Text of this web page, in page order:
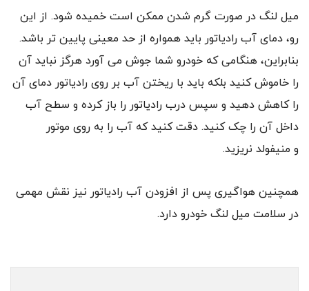
میل لنگ در صورت گرم شدن ممکن است خمیده شود. از این
رو، دمای آب رادیاتور باید همواره از حد معینی پایین تر باشد.
بنابراین، هنگامی که خودرو شما جوش می آورد هرگز نباید آن
را خاموش کنید بلکه باید با ریختن آب بر روی رادیاتور دمای آن
را کاهش دهید و سپس درب رادیاتور را باز کرده و سطح آب
داخل آن را چک کنید. دقت کنید که آب را به روی موتور
و منیفولد نریزید.
همچنین هواگیری پس از افزودن آب رادیاتور نیز نقش مهمی
در سلامت میل لنگ خودرو دارد.